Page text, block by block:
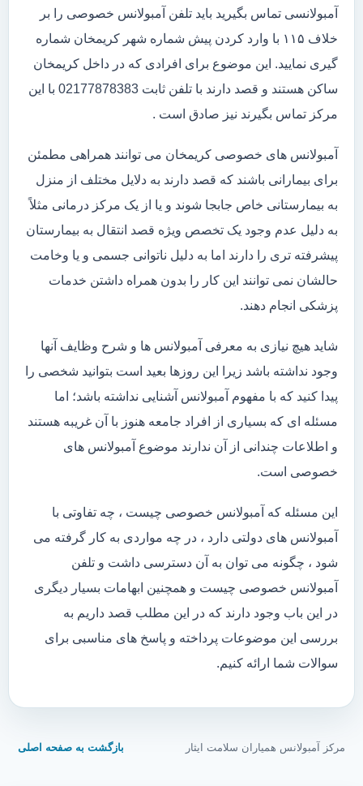
آمبولانسی تماس بگیرید باید تلفن آمبولانس خصوصی را بر
خلاف ۱۱۵ با وارد کردن پیش شماره شهر کریمخان شماره
گیری نمایید. این موضوع برای افرادی که در داخل کریمخان
ساکن هستند و قصد دارند با تلفن ثابت 02177878383 با این
مرکز تماس بگیرند نیز صادق است .
آمبولانس های خصوصی کریمخان می توانند همراهی مطمئن
برای بیمارانی باشند که قصد دارند به دلایل مختلف از منزل
به بیمارستانی خاص جابجا شوند و یا از یک مرکز درمانی مثلاً
به دلیل عدم وجود یک تخصص ویژه قصد انتقال به بیمارستان
پیشرفته تری را دارند اما به دلیل ناتوانی جسمی و یا وخامت
حالشان نمی توانند این کار را بدون همراه داشتن خدمات
پزشکی انجام دهند.
شاید هیچ نیازی به معرفی آمبولانس ها و شرح وظایف آنها
وجود نداشته باشد زیرا این روزها بعید است بتوانید شخصی را
پیدا کنید که با مفهوم آمبولانس آشنایی نداشته باشد؛ اما
مسئله ای که بسیاری از افراد جامعه هنوز با آن غریبه هستند
و اطلاعات چندانی از آن ندارند موضوع آمبولانس های
خصوصی است.
این مسئله که آمبولانس خصوصی چیست ، چه تفاوتی با
آمبولانس های دولتی دارد ، در چه مواردی به کار گرفته می
شود ، چگونه می توان به آن دسترسی داشت و تلفن
آمبولانس خصوصی چیست و همچنین ابهامات بسیار دیگری
در این باب وجود دارند که در این مطلب قصد داریم به
بررسی این موضوعات پرداخته و پاسخ های مناسبی برای
سوالات شما ارائه کنیم.
مرکز آمبولانس همیاران سلامت ایثار بازگشت به صفحه اصلی